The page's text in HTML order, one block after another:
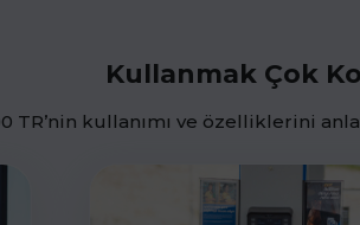
Kullanmak Çok
TR’nin kullanımı ve özelliklerini